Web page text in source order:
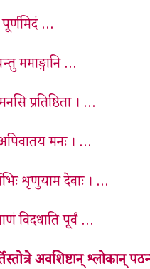
…
ममाङ्गानि …
प्रतिष्ठिता । …
मनः । …
शृणुयाम देवाः । …
विदधाति पूर्वं …
अवशिष्टान् श्लोकान्